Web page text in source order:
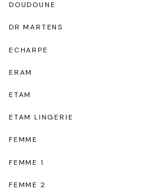
DOUDOUNE
DR MARTENS
ECHARPE
ERAM
ETAM
ETAM LINGERIE
FEMME
FEMME 1
FEMME 2